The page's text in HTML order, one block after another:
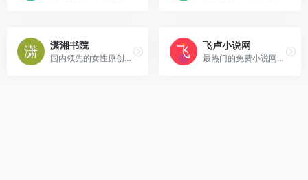
潇湘书院
国内领先的女性原创文学平台之一。
飞卢小说网
最热门的免费小说网站,提供都市小说、玄幻小说、穿越小说、言情小说、同人小说等免费小说在线阅读与下载。